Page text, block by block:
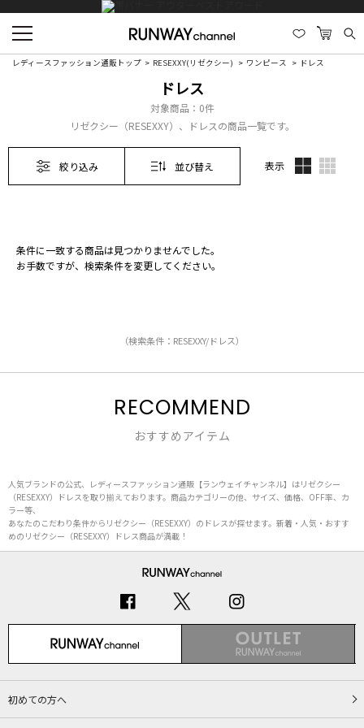
レディースファッション通販トップ RESEXXY(リゼクシー) ワンピース ドレス
ドレス
対象商品： 0件
リゼクシー（RESEXXY）、ドレスの商品一覧です。
絞り込み 並び替え 表示
条件に一致する商品は見つかりませんでした。
お手数ですが、検索条件を変更してください。
（検索条件：RESEXXY/ドレス）
RECOMMEND
おすすめアイテム
人気ブランドの公式、レディースファッション通販【ランウェイチャンネル】はリゼクシー
（RESEXXY）ドレスを取り揃えております。商品カテゴリーの他、サイズ、価格、OFF率、カ
ラー等、
あなたのこだわり条件からリゼクシー（RESEXXY）のドレスが探せます。新着・人気・おすす
めのリゼクシー（RESEXXY）ドレス商品が満載！
初めての方へ